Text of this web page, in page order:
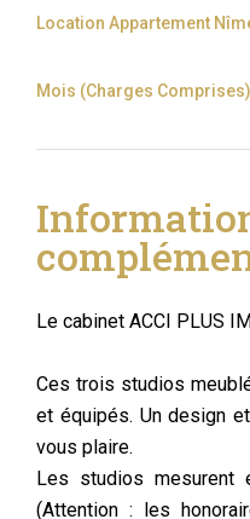
Location Appartement
Mois (Charges Comprises)
Le cabinet ACCI PLUS
Ces trois studios
et équipés. Un design
vous plaire.
Les studios mesurent
(Attention : les